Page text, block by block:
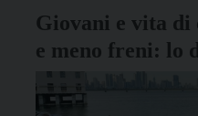
Giovani e vita di
e meno freni: lo
Lucia Fronza